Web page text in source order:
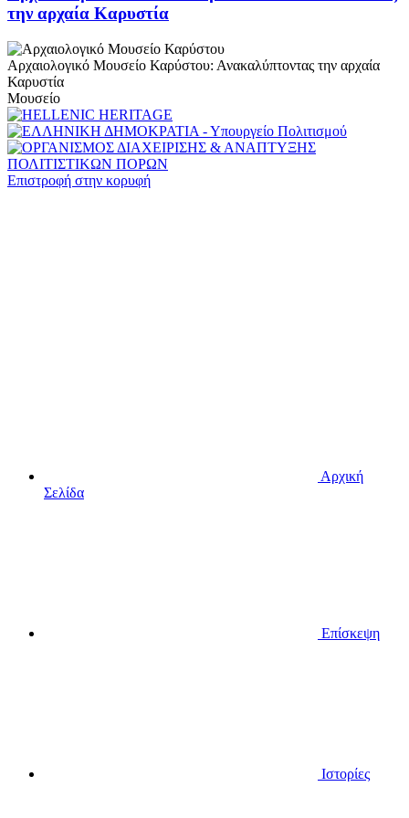
την αρχαία Καρυστία
Αρχαιολογικό Μουσείο Καρύστου: Ανακαλύπτοντας την αρχαία
Καρυστία
Μουσείο
Επιστροφή στην κορυφή
Αρχική
Σελίδα
Επίσκεψη
Ιστορίες